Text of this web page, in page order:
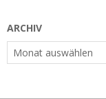
ARCHIV
Archiv